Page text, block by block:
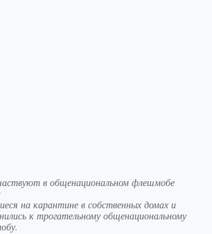
в общенациональном флешмобе
на карантине в собственных домах и
к трогательному общенациональному